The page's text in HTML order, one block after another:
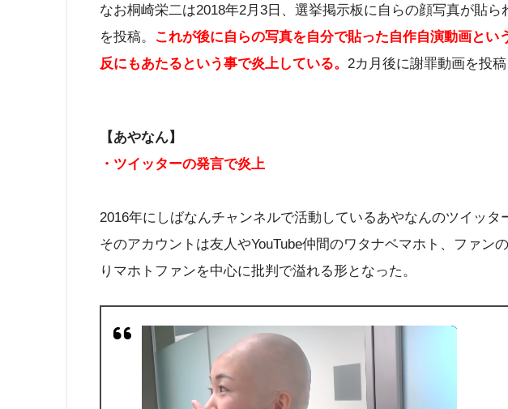
なお桐崎栄二は2018年2月3日、選挙掲示板に自らの顔写真が貼
を投稿。
これが後に自らの写真を自分で貼った自作自演動画とい
反にもあたるという事で炎上している。 2カ月後に謝罪動画を投稿
【あやなん】
・ツイッターの発言で炎上
2016年にしばなんチャンネルで活動しているあやなんのツイッタ
そのアカウントは友人やYouTube仲間のワタナベマホト、ファン
りマホトファンを中心に批判で溢れる形となった。